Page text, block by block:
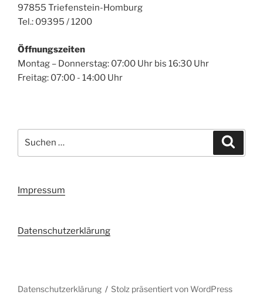
97855 Triefenstein-Homburg
Tel.: 09395 / 1200
Öffnungszeiten
Montag – Donnerstag: 07:00 Uhr bis 16:30 Uhr
Freitag: 07:00 - 14:00 Uhr
nach:
Impressum
Datenschutzerklärung
Datenschutzerklärung Stolz präsentiert von WordPress